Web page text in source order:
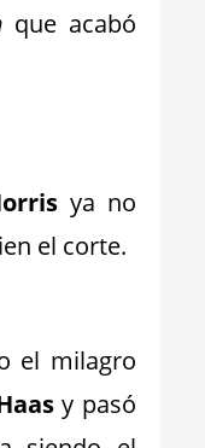
que acabó
ya no
el corte.
el milagro
y pasó